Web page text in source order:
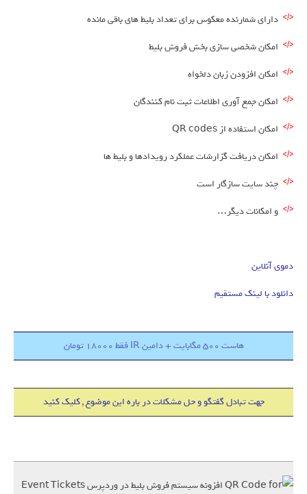
دارای شمارنده معکوس برای تعداد بلیط های باقی مانده
امکان شخصی سازی بخش فروش بلیط
امکان افزودن زبان دلخواه
امکان جمع آوری اطلاعات ثبت نام کنندگان
امکان استفاده از QR codes
امکان دریافت گزارشات عملکرد رویدادها و بلیط ها
چند سایت سازگار است
و امکانات دیگر…
دموی آنلاین
دانلود با لینک مستقیم
هاست 500 مگابایت + دامین IR فقط 18000 تومان
جهت تبادل گفتگو و حل مشکلات در باره این موضوع , کلیک کنید